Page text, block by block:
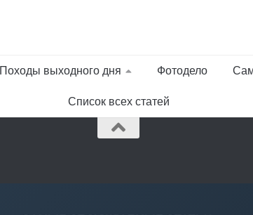
Походы выходного дня Фотодело
Список всех статей